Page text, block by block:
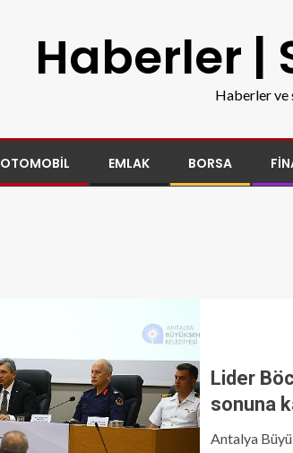
Haberler |
Haberler ve
OTOMOBIL EMLAK BORSA
Lider
sonuna
Antalya